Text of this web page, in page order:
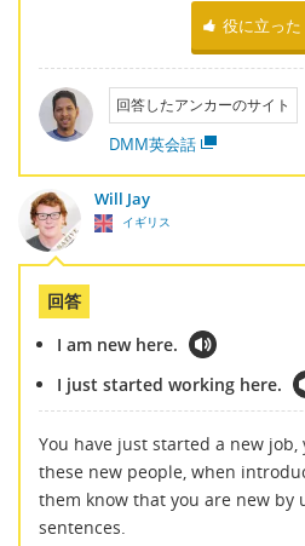
役に立った
回答したアンカーのサイト
DMM英会話
Will Jay
イギリス
回答
I am new here.
I just started working here.
You have just started a new
these new people, when
them know that you are new by
sentences.